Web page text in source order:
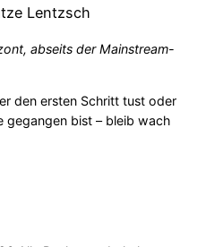
Lentzsch
abseits der Mainstream-
den ersten Schritt tust oder
gegangen bist – bleib wach